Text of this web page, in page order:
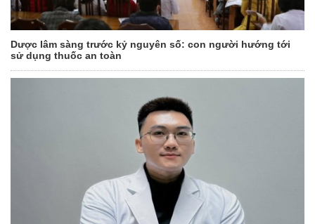
Dược lâm sàng trước kỷ nguyên số: con người hướng tới
sử dụng thuốc an toàn